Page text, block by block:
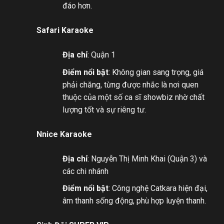
đáo hơn.
Safari Karaoke
Địa chỉ: Quận 1
Điểm nổi bật: Không gian sang trọng, giá
phải chăng, từng được nhắc là nơi quen
thuộc của một số ca sĩ showbiz nhờ chất
lượng tốt và sự riêng tư.
Nnice Karaoke
Địa chỉ: Nguyễn Thị Minh Khai (Quận 3) và
các chi nhánh
Điểm nổi bật: Công nghệ Catkara hiện đại,
âm thanh sống động, phù hợp luyện thanh.